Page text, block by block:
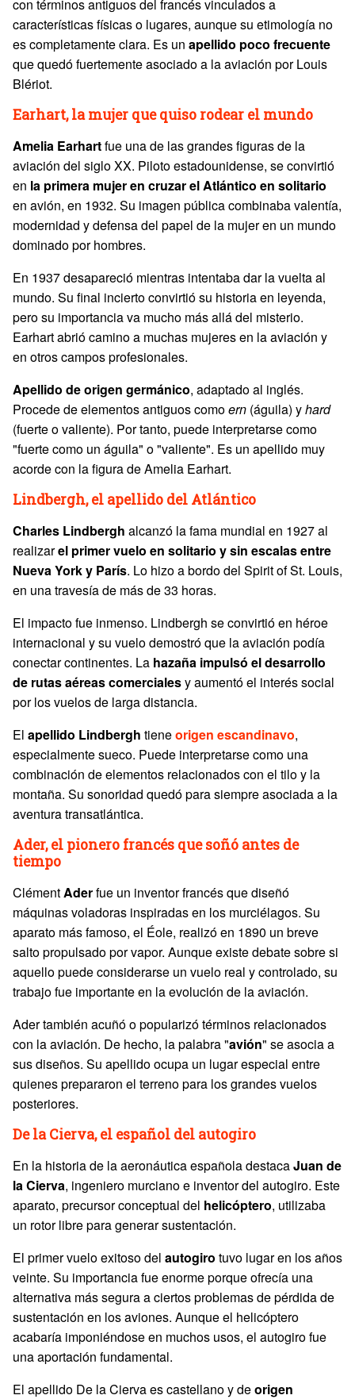
con términos antiguos del francés vinculados a
características físicas o lugares, aunque su etimología no
es completamente clara. Es un apellido poco frecuente
que quedó fuertemente asociado a la aviación por Louis
Blériot.
Earhart, la mujer que quiso rodear el mundo
Amelia Earhartfue una de las grandes figuras de la
aviación del siglo XX. Piloto estadounidense, se convirtió
en la primera mujer en cruzar el Atlántico en solitario
en avión, en 1932. Su imagen pública combinaba valentía,
modernidad y defensa del papel de la mujer en un mundo
dominado por hombres.
En 1937 desapareció mientras intentaba dar la vuelta al
mundo. Su final incierto convirtió su historia en leyenda,
pero su importancia va mucho más allá del misterio.
Earhart abrió camino a muchas mujeres en la aviación y
en otros campos profesionales.
Apellido de origen germánico, adaptado al inglés.
Procede de elementos antiguos comoern (águila) yhard
(fuerte o valiente). Por tanto, puede interpretarse como
"fuerte como un águila" o "valiente". Es un apellido muy
acorde con la figura de Amelia Earhart.
Lindbergh, el apellido del Atlántico
Charles Lindbergh alcanzó la fama mundial en 1927 al
realizarel primer vuelo en solitario y sin escalas entre
Nueva York y París. Lo hizo a bordo del Spirit of St. Louis,
en una travesía de más de 33 horas.
El impacto fue inmenso. Lindbergh se convirtió en héroe
internacional y su vuelo demostró que la aviación podía
conectar continentes. La hazaña impulsó el desarrollo
de rutas aéreas comercialesy aumentó el interés social
por los vuelos de larga distancia.
El apellido Lindbergh tieneorigen escandinavo,
especialmente sueco. Puede interpretarse como una
combinación de elementos relacionados con el tilo y la
montaña. Su sonoridad quedó para siempre asociada a la
aventura transatlántica.
Ader, el pionero francés que soñó antes de
tiempo
Clément Aderfue un inventor francés que diseñó
máquinas voladoras inspiradas en los murciélagos. Su
aparato más famoso, el Éole, realizó en 1890 un breve
salto propulsado por vapor. Aunque existe debate sobre si
aquello puede considerarse un vuelo real y controlado, su
trabajo fue importante en la evolución de la aviación.
Ader también acuñó o popularizó términos relacionados
con la aviación. De hecho, la palabra "avión" se asocia a
sus diseños. Su apellido ocupa un lugar especial entre
quienes prepararon el terreno para los grandes vuelos
posteriores.
De la Cierva, el español del autogiro
En la historia de la aeronáutica española destacaJuan de
la Cierva, ingeniero murciano e inventor del autogiro. Este
aparato, precursor conceptual del helicóptero, utilizaba
un rotor libre para generar sustentación.
El primer vuelo exitoso del autogiro tuvo lugar en los años
veinte. Su importancia fue enorme porque ofrecía una
alternativa más segura a ciertos problemas de pérdida de
sustentación en los aviones. Aunque el helicóptero
acabaría imponiéndose en muchos usos, el autogiro fue
una aportación fundamental.
El apellido De la Cierva es castellano y deorigen